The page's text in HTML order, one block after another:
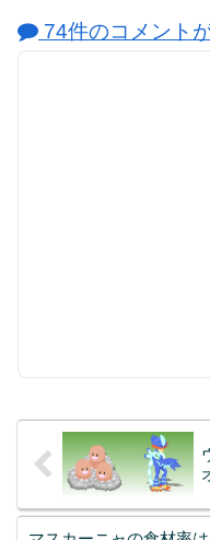
74件のコメント